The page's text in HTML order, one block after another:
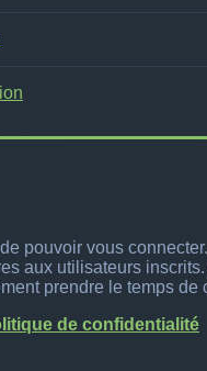
pouvoir vous
aux utilisateurs
prendre le temps
de confidentialité